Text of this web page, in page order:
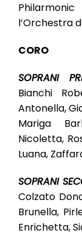
l’Orchestra
CORO
SOPRANI
Bianchi
Antonella,
Mariga
Nicoletta,
Luana,
SOPRANI
Colzato
Brunella,
Enrichetta,